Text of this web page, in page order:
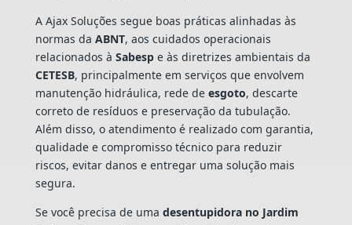
A Ajax Soluções segue boas práticas alinhadas às
normas da ABNT, aos cuidados operacionais
relacionados à Sabespe às diretrizes ambientais da
CETESB, principalmente em serviços que envolvem
manutenção hidráulica, rede de esgoto, descarte
correto de resíduos e preservação da tubulação.
Além disso, o atendimento é realizado com garantia,
qualidade e compromisso técnico para reduzir
riscos, evitar danos e entregar uma solução mais
segura.
Se você precisa de uma desentupidora no Jardim